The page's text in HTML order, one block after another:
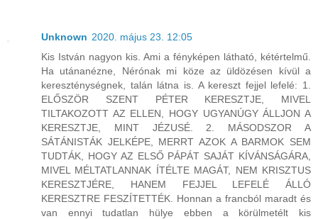
Unknown 2020. május 23. 12:05
Kis István nagyon kis. Ami a fényképen látható, kétértelmű.
Ha utánanézne, Nérónak mi köze az üldözésen kívül a
kereszténységnek, talán látna is. A kereszt fejjel lefelé: 1.
ELŐSZÖR SZENT PÉTER KERESZTJE, MIVEL
TILTAKOZOTT AZ ELLEN, HOGY UGYANÚGY ÁLLJON A
KERESZTJE, MINT JÉZUSÉ. 2. MÁSODSZOR A
SÁTÁNISTÁK JELKÉPE, MERRT AZOK A BARMOK SEM
TUDTÁK, HOGY AZ ELSŐ PÁPÁT SAJÁT KÍVÁNSÁGÁRA,
MIVEL MÉLTATLANNAK ÍTÉLTE MAGÁT, NEM KRISZTUS
KERESZTJÉRE, HANEM FEJJEL LEFELÉ ÁLLÓ
KERESZTRE FESZÍTETTÉK. Honnan a francból maradt és
van ennyi tudatlan hülye ebben a körülmetélt kis